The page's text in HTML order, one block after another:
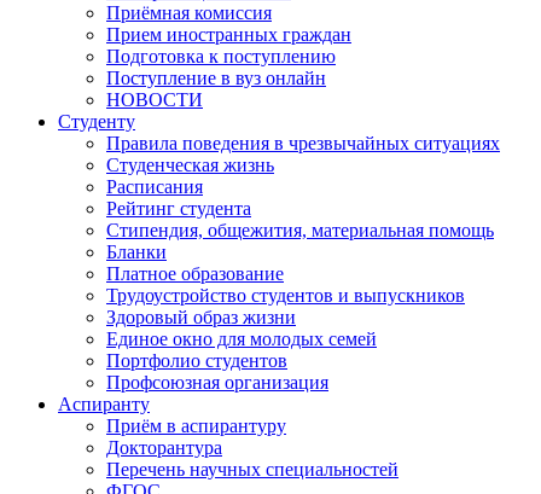
Приёмная комиссия
Прием иностранных граждан
Подготовка к поступлению
Поступление в вуз онлайн
НОВОСТИ
Студенту
Правила поведения в чрезвычайных ситуациях
Студенческая жизнь
Расписания
Рейтинг студента
Стипендия, общежития, материальная помощь
Бланки
Платное образование
Трудоустройство студентов и выпускников
Здоровый образ жизни
Единое окно для молодых семей
Портфолио студентов
Профсоюзная организация
Аспиранту
Приём в аспирантуру
Докторантура
Перечень научных специальностей